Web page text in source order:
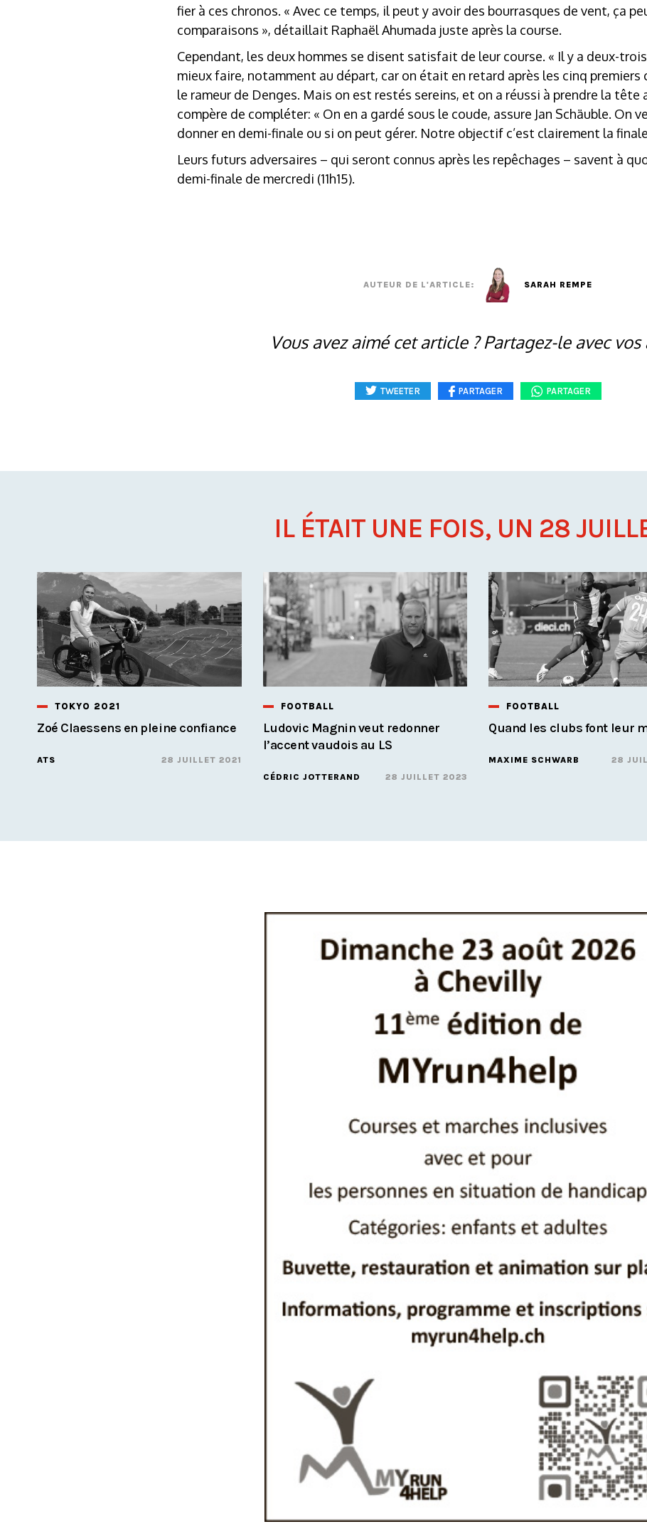
fier à ces chronos. « Avec ce temps, il peut y avoir des bourrasques de vent, ça
comparaisons », détaillait Raphaël Ahumada juste après la course.
Cependant, les deux hommes se disent satisfait de leur course. « Il y a deux-
mieux faire, notamment au départ, car on était en retard après les cinq premiers
le rameur de Denges. Mais on est restés sereins, et on a réussi à prendre la tête
compère de compléter: « On en a gardé sous le coude, assure Jan Schäuble. On
donner en demi-finale ou si on peut gérer. Notre objectif c’est clairement la
Leurs futurs adversaires – qui seront connus après les repêchages – savent à
demi-finale de mercredi (11h15).
AUTEUR DE L'ARTICLE: SARAH REMPE
Vous avez aimé cet article ? Partagez-le avec vos
TWEETER PARTAGER PARTAGER
IL ÉTAIT UNE FOIS, UN 28
TOKYO 2021
Zoé Claessens en pleine confiance
ATS 28 JUILLET 2021
FOOTBALL
Ludovic Magnin veut redonner
l’accent vaudois au LS
CÉDRIC JOTTERAND 28 JUILLET 2023
FOOTBALL
Quand les clubs font leur
MAXIME SCHWARB 28